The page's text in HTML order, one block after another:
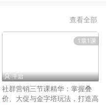
查看全部
1章1课
 千启
社群营销三节课精华：掌握叠
价、大促与金字塔玩法，打造高